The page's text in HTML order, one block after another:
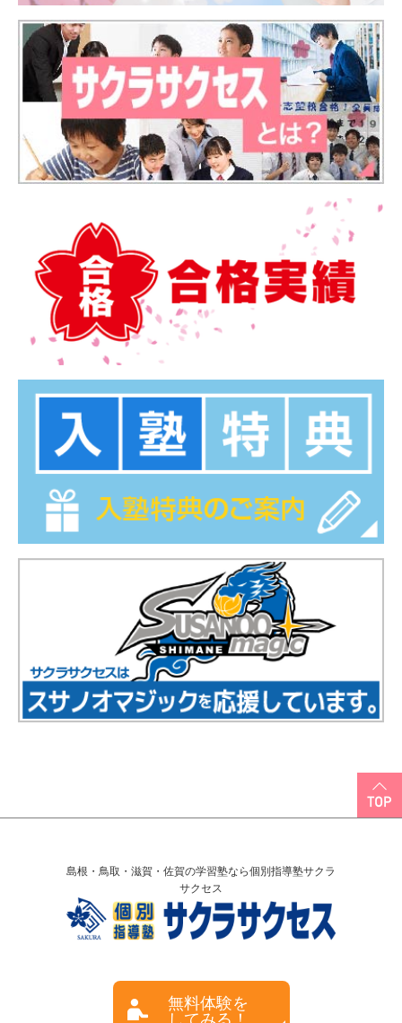
島根・鳥取・滋賀・佐賀の学習塾なら個別指導塾サクラ
サクセス
無料体験を
してみる！